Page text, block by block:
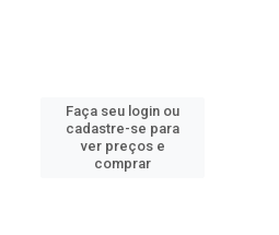
Faça seu login ou
cadastre-se para
ver preços e
comprar